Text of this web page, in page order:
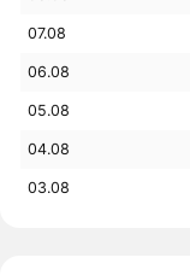
07.08
06.08
05.08
04.08
03.08